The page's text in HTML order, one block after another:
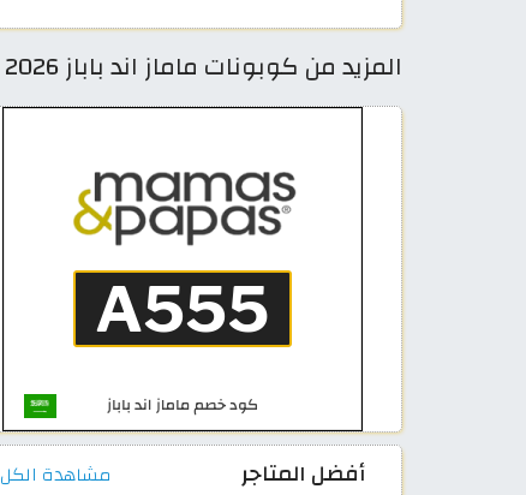
المزيد من كوبونات ماماز اند باباز 2026 فعالة في Mamas & Papas السعودية
أفضل المتاجر مشاهدة الكل